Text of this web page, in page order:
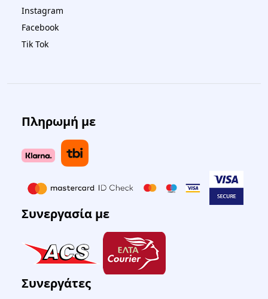
Instagram
Facebook
Tik Tok
Πληρωμή με
Συνεργασία με
Συνεργάτες